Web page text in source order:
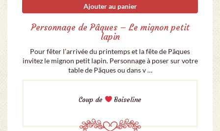
Ajouter au panier
Personnage de Pâques – Le mignon petit
lapin
Pour fêter l’arrivée du printemps et la fête de Pâques
invitez le mignon petit lapin. Personnage à poser sur votre
table de Pâques ou dans v …
Coup de Boiseline